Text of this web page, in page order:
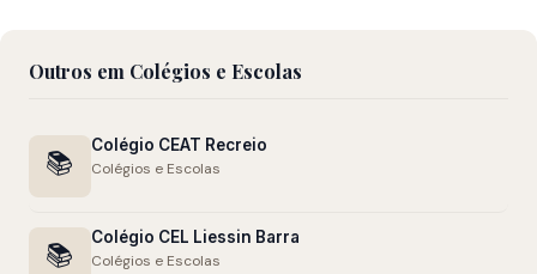
Outros em Colégios e Escolas
📚
Colégio CEAT Recreio
Colégios e Escolas
📚
Colégio CEL Liessin Barra
Colégios e Escolas